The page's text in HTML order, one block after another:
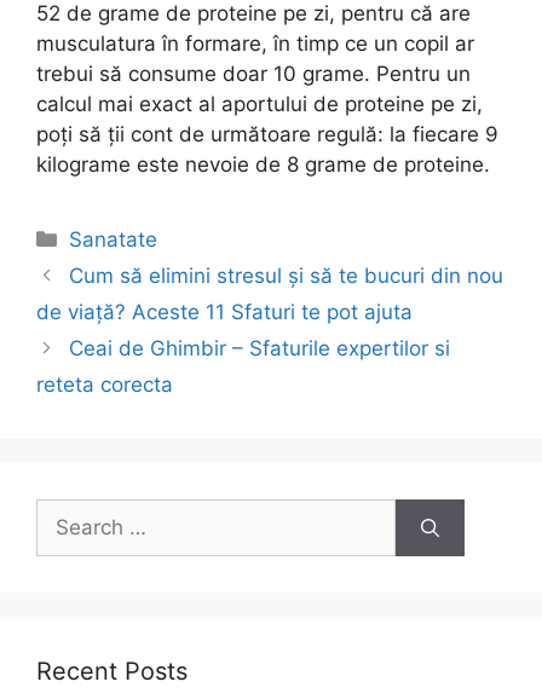
52 de grame de proteine pe zi, pentru că are
musculatura în formare, în timp ce un copil ar
trebui să consume doar 10 grame. Pentru un
calcul mai exact al aportului de proteine pe zi,
poți să ții cont de următoare regulă: la fiecare 9
kilograme este nevoie de 8 grame de proteine.
Categories
Sanatate
Post
navigation
Cum să elimini stresul și să te bucuri din nou
de viață? Aceste 11 Sfaturi te pot ajuta
Ceai de Ghimbir – Sfaturile expertilor si
reteta corecta
Search
for:
Recent Posts